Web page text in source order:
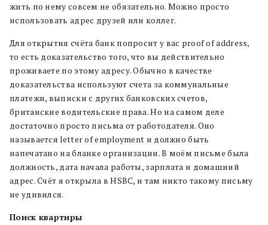
жить по нему совсем не обязательно. Можно просто
использовать адрес друзей или коллег.
Для открытия счёта банк попросит у вас proof of address,
то есть доказательство того, что вы действительно
проживаете по этому адресу. Обычно в качестве
доказательства используют счета за коммунальные
платежи, выписки с других банковских счетов,
британские водительские права. Но на самом деле
достаточно просто письма от работодателя. Оно
называется letter of employment и должно быть
напечатано на бланке организации. В моём письме была
должность, дата начала работы, зарплата и домашний
адрес. Счёт я открыла в HSBC, и там никто такому письму
не удивился.
Поиск квартиры